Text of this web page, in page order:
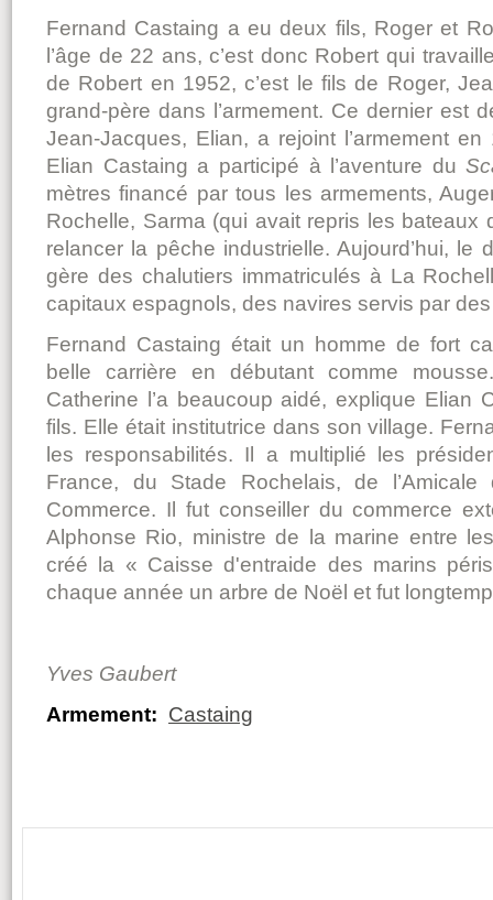
Fernand Castaing a eu deux fils, Roger et
l’âge de 22 ans, c’est donc Robert qui
de Robert en 1952, c’est le fils de Roger,
grand-père dans l’armement. Ce dernier est
Jean-Jacques, Elian, a rejoint l’armement
Elian Castaing a participé à l’aventure du
mètres financé par tous les armements,
Rochelle, Sarma (qui avait repris les bateaux
relancer la pêche industrielle. Aujourd’hui, le
gère des chalutiers immatriculés à La
capitaux espagnols, des navires servis par
Fernand Castaing était un homme de fort
belle carrière en débutant comme
Catherine l’a beaucoup aidé, explique Elian
fils. Elle était institutrice dans son village.
les responsabilités. Il a multiplié les
France, du Stade Rochelais, de
Commerce. Il fut conseiller du commerce
Alphonse Rio, ministre de la marine entre
créé la « Caisse d'entraide des marins
chaque année un arbre de Noël et fut
Yves Gaubert
Armement: Castaing